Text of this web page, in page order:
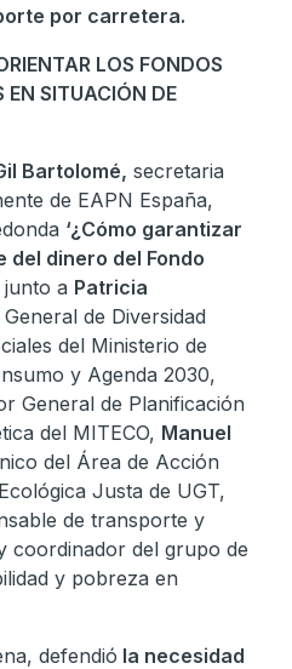
por carretera.
LOS FONDOS
EN SITUACIÓN DE
Bartolomé, secretaria
de EAPN España,
‘¿Cómo garantizar
del dinero del Fondo
junto a Patricia
de Diversidad
del Ministerio de
y Agenda 2030,
General de Planificación
del MITECO, Manuel
del Área de Acción
Justa de UGT,
de transporte y
coordinador del grupo de
y pobreza en
defendió la necesidad